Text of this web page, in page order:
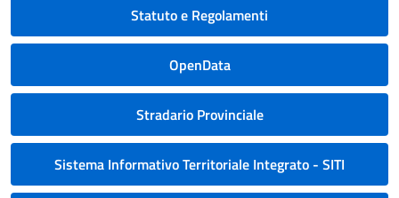
Statuto e Regolamenti
OpenData
Stradario Provinciale
Sistema Informativo Territoriale Integrato - SITI